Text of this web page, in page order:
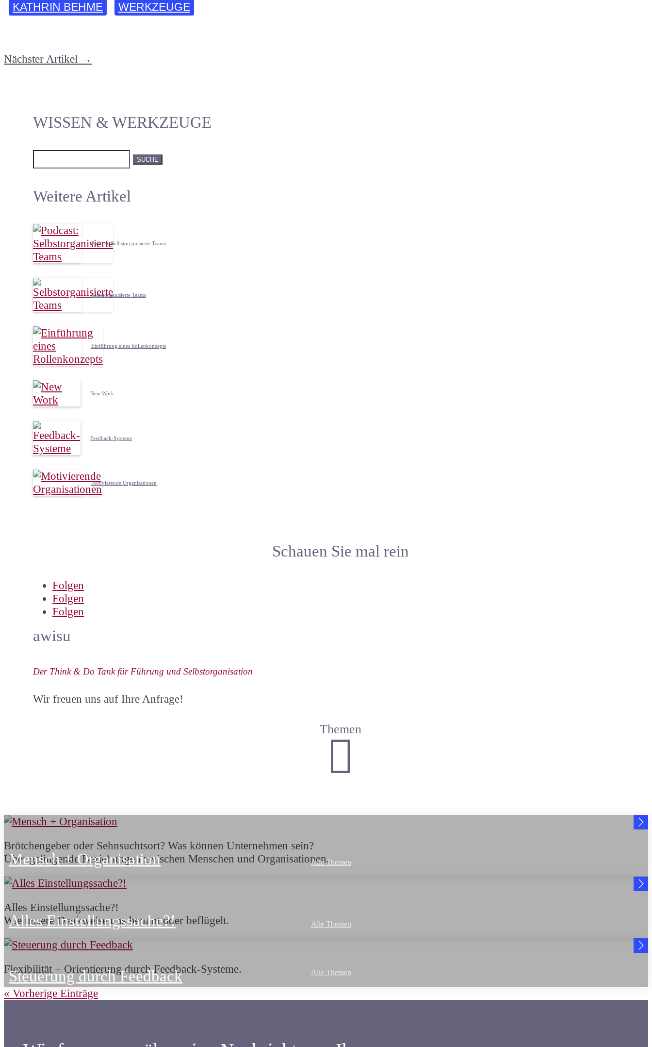
KATHRIN BEHME WERKZEUGE
Nächster Artikel →
WISSEN & WERKZEUGE
nach:
Weitere Artikel
Podcast: Selbstorganisierte Teams
Selbstorganisierte Teams
Einführung eines Rollenkonzepts
New Work
Feedback-Systeme
Motivierende Organisationen
Schauen Sie mal rein
Folgen
Folgen
Folgen
awisu
Der Think & Do Tank für Führung und Selbstorganisation
Wir freuen uns auf Ihre Anfrage!
Themen

Mensch + Organisation Alle Themen
Brötchengeber oder Sehnsuchtsort? Was können Unternehmen sein?
Über gelingende Beziehungen zwischen Menschen und Organisationen.
Alles Einstellungssache?! Alle Themen
Alles Einstellungssache?!
Wie unsere Denkweise uns hemmt oder beflügelt.
Steuerung durch Feedback Alle Themen
Flexibilität + Orientierung durch Feedback-Systeme.
« Vorherige Einträge